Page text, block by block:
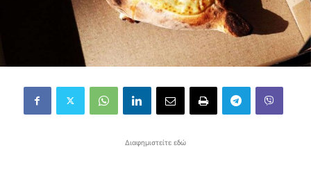
Διαφημιστείτε εδώ